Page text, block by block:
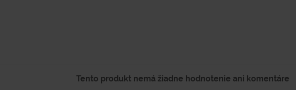
Tento produkt nemá žiadne hodnotenie ani komentáre